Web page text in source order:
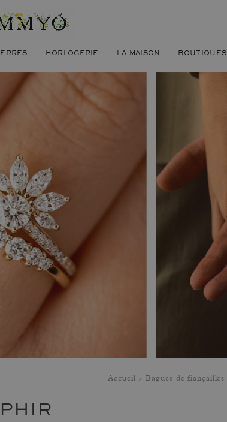
HORLOGERIE LA MAISON BOUTIQUES
Accueil Bagues de fiançailles